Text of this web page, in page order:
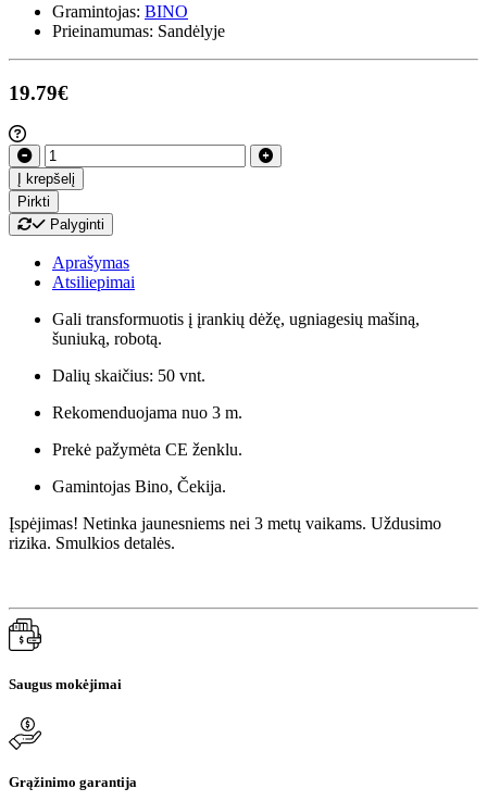
Gramintojas: BINO
Prieinamumas: Sandėlyje
19.79€
Į krepšelį
Pirkti
Palyginti
Aprašymas
Atsiliepimai
Gali transformuotis į įrankių dėžę, ugniagesių mašiną,
šuniuką, robotą.
Dalių skaičius: 50 vnt.
Rekomenduojama nuo 3 m.
Prekė pažymėta CE ženklu.
Gamintojas Bino, Čekija.
Įspėjimas! Netinka jaunesniems nei 3 metų vaikams. Uždusimo
rizika. Smulkios detalės.
Saugus mokėjimai
Grąžinimo garantija